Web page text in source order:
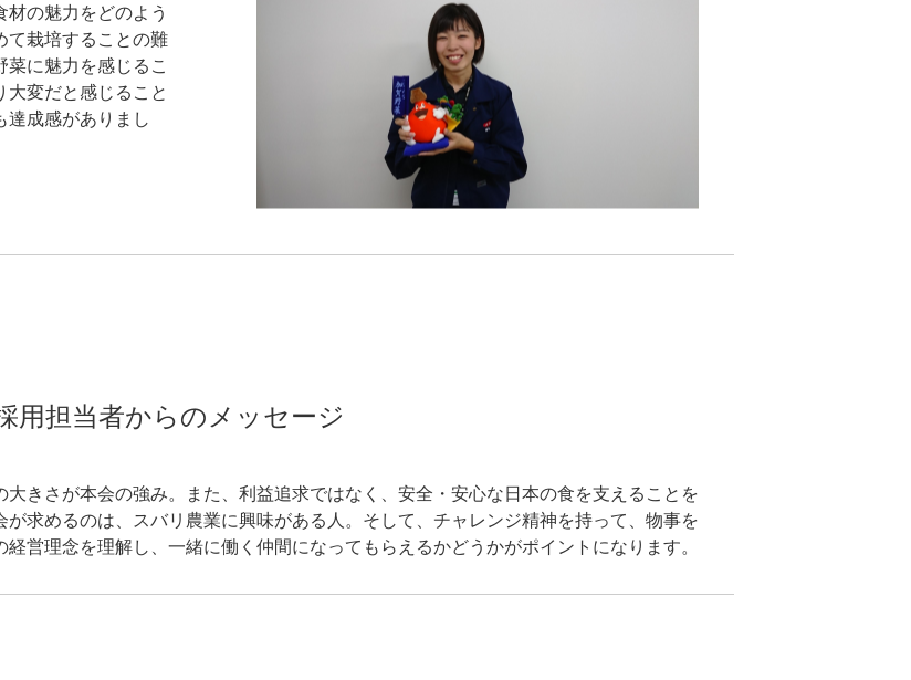
材の魅力をどのよう
て栽培することの難
菜に魅力を感じるこ
大変だと感じること
達成感がありまし
用担当者からのメッセージ
きさが本会の強み。また、利益追求ではなく、安全・安心な日本の食を支えることを
求めるのは、スバリ農業に興味がある人。そして、チャレンジ精神を持って、物事を
営理念を理解し、一緒に働く仲間になってもらえるかどうかがポイントになります。